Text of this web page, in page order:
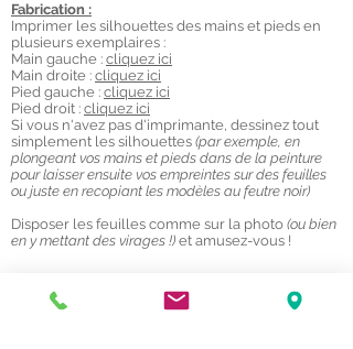
Fabrication :
Imprimer les silhouettes des mains et pieds en
plusieurs exemplaires :
Main gauche : cliquez ici
Main droite : cliquez ici
Pied gauche : cliquez ici
Pied droit : cliquez ici
Si vous n'avez pas d'imprimante, dessinez tout
simplement les silhouettes (par exemple, en
plongeant vos mains et pieds dans de la peinture
pour laisser ensuite vos empreintes sur des feuilles
ou juste en recopiant les modèles au feutre noir)
Disposer les feuilles comme sur la photo (ou bien
en y mettant des virages !) et amusez-vous !